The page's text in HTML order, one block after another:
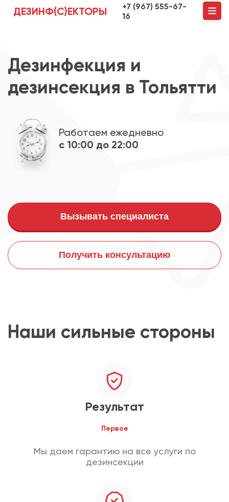
ДЕЗИНФ(С)ЕКТОРЫ
+7 (967) 555-67-
16
Дезинфекция и
дезинсекция в Тольятти
Работаем ежедневно
с 10:00 до 22:00
Вызывать специалиста
Получить консультацию
Наши сильные стороны
Результат
Первое
Мы даем гарантию на все услуги по
дезинсекции